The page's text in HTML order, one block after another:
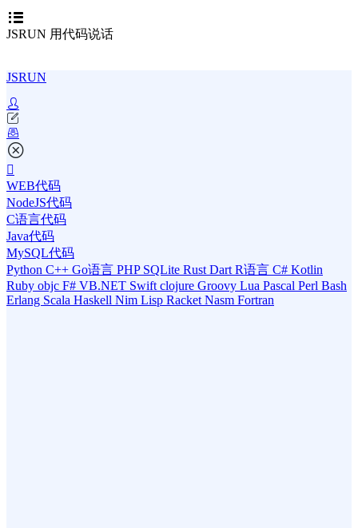
JSRUN 用代码说话
JSRUN
WEB代码
NodeJS代码
C语言代码
Java代码
MySQL代码
Python C++ Go语言 PHP SQLite Rust Dart R语言 C# Kotlin
Ruby objc F# VB.NET Swift clojure Groovy Lua Pascal Perl Bash
Erlang Scala Haskell Nim Lisp Racket Nasm Fortran